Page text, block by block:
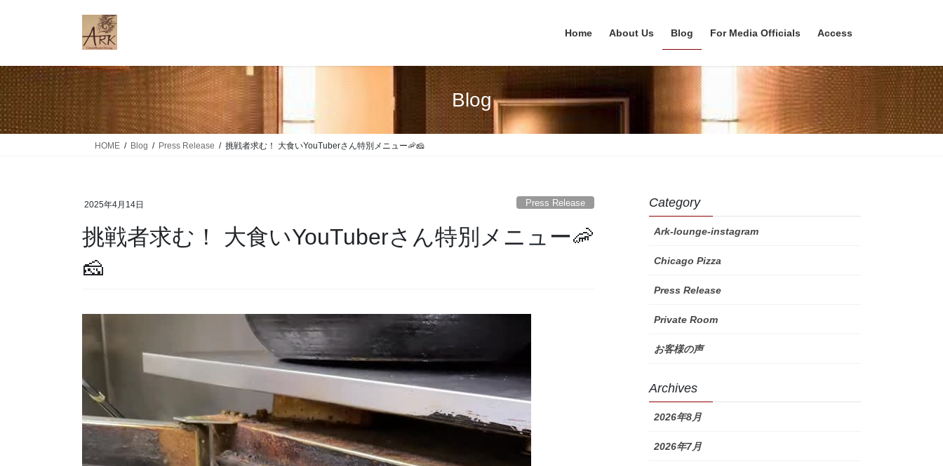
ツ
に
移
動
シ
ョ
ン
に
Home About Us Blog For Media Officials Access
Blog
HOME Blog Press Release 挑戦者求む！ 大食いYouTuberさん特別メニュー🦐🧀
2025年4月14日 Press Release
挑戦者求む！ 大食いYouTuberさん特別メニュー🦐
🧀
Category
Ark-lounge-instagram
Chicago Pizza
Press Release
Private Room
お客様の声
Archives
2026年8月
2026年7月